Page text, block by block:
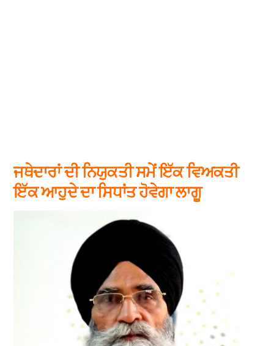
ਜਥੇਦਾਰਾਂ ਦੀ ਨਿਯੁਕਤੀ ਸਮੇਂ ਇੱਕ ਵਿਅਕਤੀ
ਇੱਕ ਆਹੁਦੇ ਦਾ ਸਿਧਾਂਤ ਹੋਵੇਗਾ ਲਾਗੂ